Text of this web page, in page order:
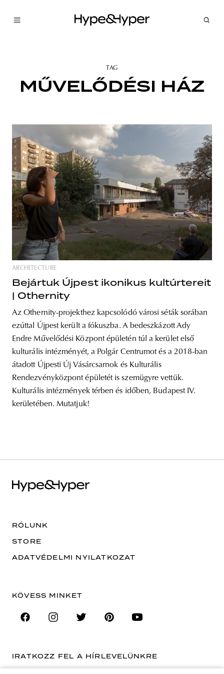
budapest
TAG
MŰVELŐDÉSI HÁZ
ARCHITECTURE
Bejártuk Újpest ikonikus kultúrtereit
| Othernity
Az Othernity-projekthez kapcsolódó városi séták sorában
ezúttal Újpest került a fókuszba. A bedeszkázott Ady
Endre Művelődési Központ épületén túl a kerület első
kulturális intézményét, a Polgár Centrumot és a 2018-ban
átadott Újpesti Új Vásárcsarnok és Kulturális
Rendezvényközpont épületét is szemügyre vettük.
Kulturális intézmények térben és időben, Budapest IV.
kerületében. Mutatjuk!
RÓLUNK
STORE
ADATVÉDELMI NYILATKOZAT
KÖVESS MINKET
IRATKOZZ FEL A HÍRLEVELÜNKRE